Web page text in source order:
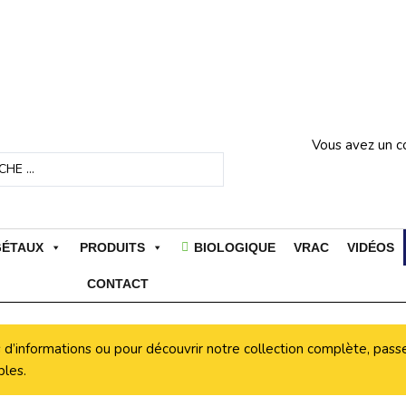
Vous avez un
PRODUITS BIOLOGIQUE VRAC VIDÉOS
CONTACT
ou pour découvrir notre collection complète,